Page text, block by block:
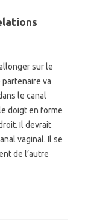
sur le
partenaire va
le canal
doigt en forme
Il devrait
vaginal. Il se
de l’autre